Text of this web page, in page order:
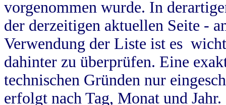
vorgenommen wurde. In
der derzeitigen aktuellen Seite -
Verwendung der Liste ist es
dahinter zu überprüfen. Eine
technischen Gründen nur
erfolgt nach Tag, Monat und Jahr.